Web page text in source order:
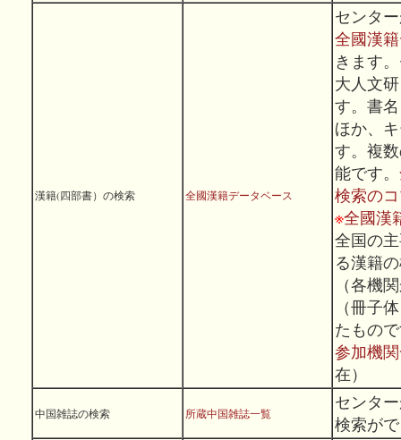
漢籍(四部書）の検索 全國漢籍データベース
センタ
全國漢
きます
大人文
す。書
ほか、
す。複
能です。
検索の
※全國漢
全国の
る漢籍
（各機
（冊子
たもの
参加機
在）
中国雑誌の検索 所蔵中国雑誌一覧
センタ
検索が